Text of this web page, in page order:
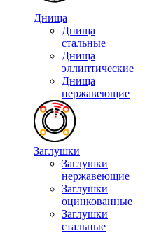
Днища
Днища
стальные
Днища
эллиптические
Днища
нержавеющие
Заглушки
Заглушки
нержавеющие
Заглушки
оцинкованные
Заглушки
стальные